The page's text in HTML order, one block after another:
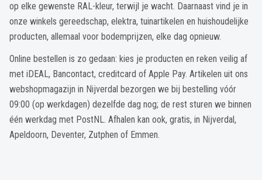
op elke gewenste RAL-kleur, terwijl je wacht. Daarnaast vind je in
onze winkels gereedschap, elektra, tuinartikelen en huishoudelijke
producten, allemaal voor bodemprijzen, elke dag opnieuw.
Online bestellen is zo gedaan: kies je producten en reken veilig af
met iDEAL, Bancontact, creditcard of Apple Pay. Artikelen uit ons
webshopmagazijn in Nijverdal bezorgen we bij bestelling vóór
09:00 (op werkdagen) dezelfde dag nog; de rest sturen we binnen
één werkdag met PostNL. Afhalen kan ook, gratis, in Nijverdal,
Apeldoorn, Deventer, Zutphen of Emmen.